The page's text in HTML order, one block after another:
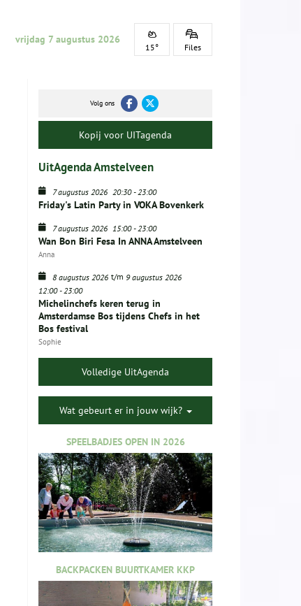
vrijdag 7 augustus 2026
15° Files
Volg ons
Kopij voor UITagenda
UitAgenda Amstelveen
7 augustus 2026 20:30-23:00
Friday's Latin Party in VOKA Bovenkerk
7 augustus 2026 15:00-23:00
Wan Bon Biri Fesa In ANNA Amstelveen
Anna
8 augustus 2026 t/m 9 augustus 2026
12:00-23:00
Michelinchefs keren terug in
Amsterdamse Bos tijdens Chefs in het
Bos festival
Sophie
Volledige UitAgenda
Wat gebeurt er in jouw wijk?
SPEELBADJES OPEN IN 2026
BACKPACKEN BUURTKAMER KKP